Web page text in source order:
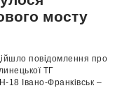
мосту
повідомлення про
ТГ
18 Івано-Франківськ –